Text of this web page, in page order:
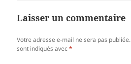
Laisser un commentaire
Votre adresse e-mail ne sera pas publiée.
sont indiqués avec*